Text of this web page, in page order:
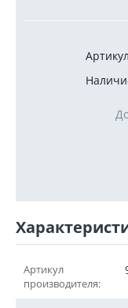
Артикул
производителя: